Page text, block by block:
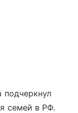
подчеркнул
семей в РФ.